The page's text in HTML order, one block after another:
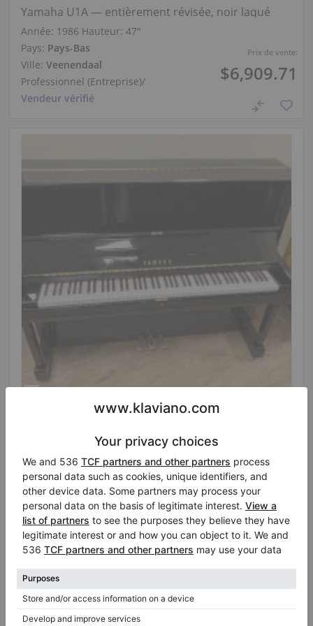
Prix de vente:
$6,909.71
Yamaha U1A — entièrement révisée, noir laqué
Année: 1986 Hauteur: 47″
Pays: Pays-Bas
Ville: Veenendaal
Professionnel (Entreprise)/
Vendeur vérifié
Prix de vente:
$6,448.30
Yamaha U1A – piano entretenu, laqué noir
Année: 1986
Pays:Allemagne
Ville:Bielefeld
Professionnel (Entreprise)/
Vendeur vérifié